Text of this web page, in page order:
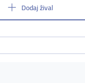
Dodaj žival